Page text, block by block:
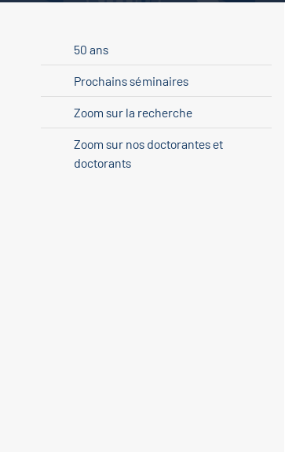
50 ans
Prochains séminaires
Zoom sur la recherche
Zoom sur nos doctorantes et
doctorants